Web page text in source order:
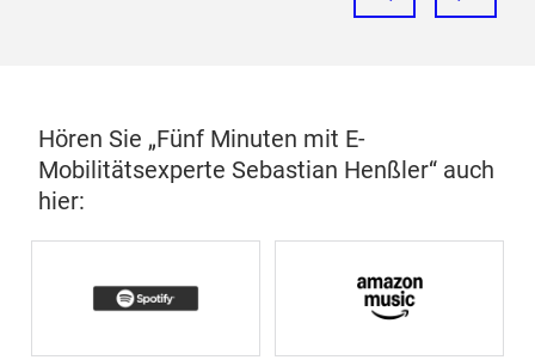
Hören Sie „Fünf Minuten mit E-
Mobilitätsexperte Sebastian Henßler“ auch
hier: